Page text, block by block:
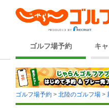
ゴルフ場予約 キ
ゴルフ場予約 > 北陸のゴルフ場 >